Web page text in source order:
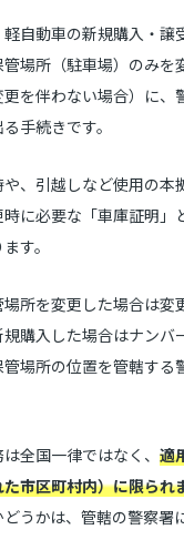
自動車の新規購入・譲
場所（駐車場）のみ
を伴わない場合）に、
手続きです。
、引越しなど使用の本
に必要な「車庫証明」
す。
所を変更した場合は変
購入した場合はナンバ
場所の位置を管轄する
全国一律ではなく、 適
市区町村内）に限られ
うかは、管轄の警察署